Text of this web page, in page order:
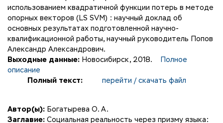
использованием квадратичной функции потерь в методе
опорных векторов (LS SVM) : научный доклад об
основных результатах подготовленной научно-
квалификационной работы, научный руководитель Попов
Александр Александрович.
Выходные данные: Новосибирск, 2018.
Полное
описание
Полный текст:
перейти / скачать файл
Автор(ы): Богатырева О. А.
Заглавие: Социальная реальность через призму языка: